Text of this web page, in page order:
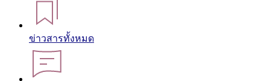
ข่าวสารทั้งหมด